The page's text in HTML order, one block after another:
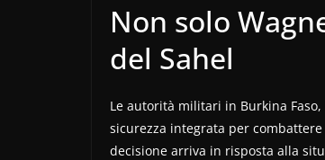
Non solo
del Sahel
Le autorità militari in Burkina
sicurezza integrata per
decisione arriva in risposta alla